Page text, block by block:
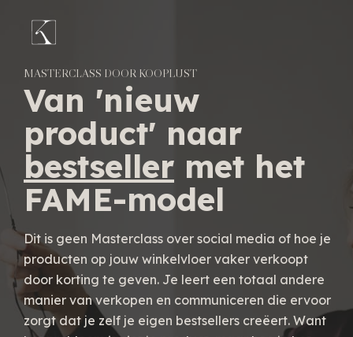
MASTERCLASS DOOR KOOPLUST
Van 'nieuw
product' naar
bestseller met het
FAME-model
Dit is geen Masterclass over social media of hoe je
producten op jouw winkelvloer vaker verkoopt
door korting te geven. Je leert een totaal andere
manier van verkopen en communiceren die ervoor
zorgt dat je zelf je eigen bestsellers creëert. Want